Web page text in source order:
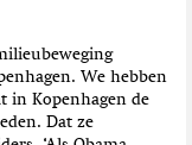
We hebben
in Kopenhagen de
Dat ze